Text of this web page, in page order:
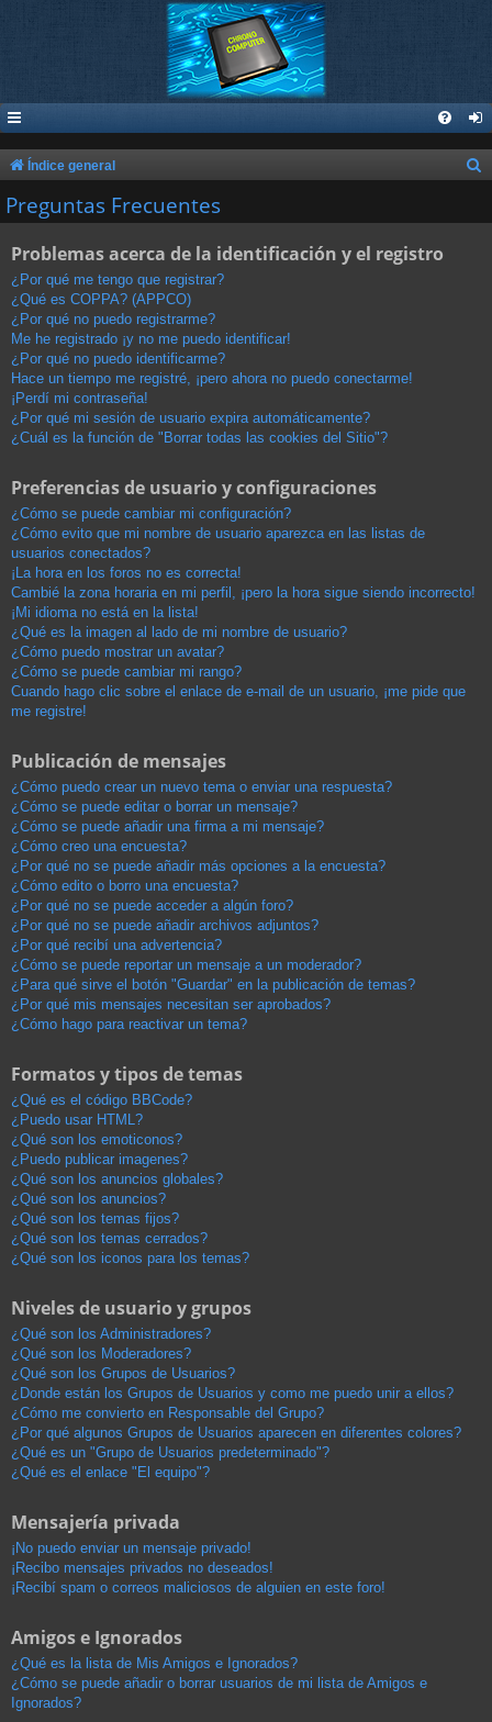
Índice general
s
Preguntas Frecuentes
Problemas acerca de la identificación y el registro
¿Por qué me tengo que registrar?
¿Qué es COPPA? (APPCO)
¿Por qué no puedo registrarme?
Me he registrado ¡y no me puedo identificar!
¿Por qué no puedo identificarme?
Hace un tiempo me registré, ¡pero ahora no puedo conectarme!
¡Perdí mi contraseña!
¿Por qué mi sesión de usuario expira automáticamente?
¿Cuál es la función de "Borrar todas las cookies del Sitio"?
Preferencias de usuario y configuraciones
¿Cómo se puede cambiar mi configuración?
¿Cómo evito que mi nombre de usuario aparezca en las listas de
usuarios conectados?
¡La hora en los foros no es correcta!
Cambié la zona horaria en mi perfil, ¡pero la hora sigue siendo incorrecto!
¡Mi idioma no está en la lista!
¿Qué es la imagen al lado de mi nombre de usuario?
¿Cómo puedo mostrar un avatar?
¿Cómo se puede cambiar mi rango?
Cuando hago clic sobre el enlace de e-mail de un usuario, ¡me pide que
me registre!
Publicación de mensajes
¿Cómo puedo crear un nuevo tema o enviar una respuesta?
¿Cómo se puede editar o borrar un mensaje?
¿Cómo se puede añadir una firma a mi mensaje?
¿Cómo creo una encuesta?
¿Por qué no se puede añadir más opciones a la encuesta?
¿Cómo edito o borro una encuesta?
¿Por qué no se puede acceder a algún foro?
¿Por qué no se puede añadir archivos adjuntos?
¿Por qué recibí una advertencia?
¿Cómo se puede reportar un mensaje a un moderador?
¿Para qué sirve el botón "Guardar" en la publicación de temas?
¿Por qué mis mensajes necesitan ser aprobados?
¿Cómo hago para reactivar un tema?
Formatos y tipos de temas
¿Qué es el código BBCode?
¿Puedo usar HTML?
¿Qué son los emoticonos?
¿Puedo publicar imagenes?
¿Qué son los anuncios globales?
¿Qué son los anuncios?
¿Qué son los temas fijos?
¿Qué son los temas cerrados?
¿Qué son los iconos para los temas?
Niveles de usuario y grupos
¿Qué son los Administradores?
¿Qué son los Moderadores?
¿Qué son los Grupos de Usuarios?
¿Donde están los Grupos de Usuarios y como me puedo unir a ellos?
¿Cómo me convierto en Responsable del Grupo?
¿Por qué algunos Grupos de Usuarios aparecen en diferentes colores?
¿Qué es un "Grupo de Usuarios predeterminado"?
¿Qué es el enlace "El equipo"?
Mensajería privada
¡No puedo enviar un mensaje privado!
¡Recibo mensajes privados no deseados!
¡Recibí spam o correos maliciosos de alguien en este foro!
Amigos e Ignorados
¿Qué es la lista de Mis Amigos e Ignorados?
¿Cómo se puede añadir o borrar usuarios de mi lista de Amigos e
Ignorados?